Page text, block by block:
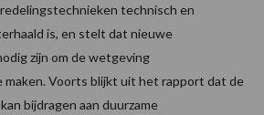
technisch en
is, en stelt dat nieuwe
zijn om de wetgeving
Voorts blijkt uit het rapport dat de
bijdragen aan duurzame